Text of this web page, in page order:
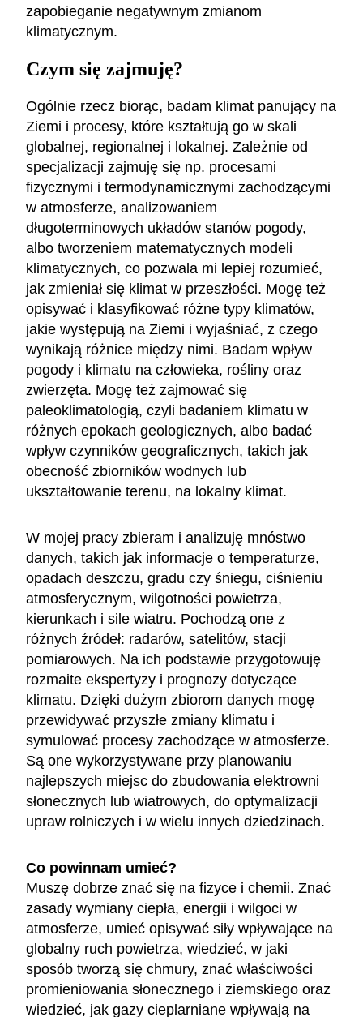
zapobieganie negatywnym zmianom
klimatycznym.
Czym się zajmuję?
Ogólnie rzecz biorąc, badam klimat panujący na
Ziemi i procesy, które kształtują go w skali
globalnej, regionalnej i lokalnej. Zależnie od
specjalizacji zajmuję się np. procesami
fizycznymi i termodynamicznymi zachodzącymi
w atmosferze, analizowaniem
długoterminowych układów stanów pogody,
albo tworzeniem matematycznych modeli
klimatycznych, co pozwala mi lepiej rozumieć,
jak zmieniał się klimat w przeszłości. Mogę też
opisywać i klasyfikować różne typy klimatów,
jakie występują na Ziemi i wyjaśniać, z czego
wynikają różnice między nimi. Badam wpływ
pogody i klimatu na człowieka, rośliny oraz
zwierzęta. Mogę też zajmować się
paleoklimatologią, czyli badaniem klimatu w
różnych epokach geologicznych, albo badać
wpływ czynników geograficznych, takich jak
obecność zbiorników wodnych lub
ukształtowanie terenu, na lokalny klimat.
W mojej pracy zbieram i analizuję mnóstwo
danych, takich jak informacje o temperaturze,
opadach deszczu, gradu czy śniegu, ciśnieniu
atmosferycznym, wilgotności powietrza,
kierunkach i sile wiatru. Pochodzą one z
różnych źródeł: radarów, satelitów, stacji
pomiarowych. Na ich podstawie przygotowuję
rozmaite ekspertyzy i prognozy dotyczące
klimatu. Dzięki dużym zbiorom danych mogę
przewidywać przyszłe zmiany klimatu i
symulować procesy zachodzące w atmosferze.
Są one wykorzystywane przy planowaniu
najlepszych miejsc do zbudowania elektrowni
słonecznych lub wiatrowych, do optymalizacji
upraw rolniczych i w wielu innych dziedzinach.
Co powinnam umieć?
Muszę dobrze znać się na fizyce i chemii. Znać
zasady wymiany ciepła, energii i wilgoci w
atmosferze, umieć opisywać siły wpływające na
globalny ruch powietrza, wiedzieć, w jaki
sposób tworzą się chmury, znać właściwości
promieniowania słonecznego i ziemskiego oraz
wiedzieć, jak gazy cieplarniane wpływają na